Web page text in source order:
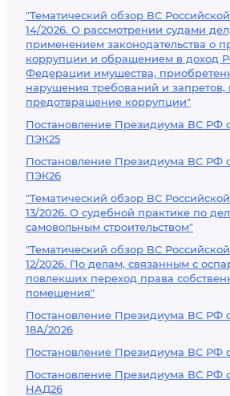
"Тематический обзор ВС
14/2026. О рассмотрении судами
применением законодательства о
коррупции и обращением в доход
Федерации имущества,
нарушения требований и
предотвращение коррупции"
Постановление Президиума ВС РФ
ПЭК25
Постановление Президиума ВС РФ
ПЭК26
"Тематический обзор ВС
13/2026. О судебной практике по
самовольным строительством"
"Тематический обзор ВС
12/2026. По делам, связанным с
повлекших переход права
помещения"
Постановление Президиума ВС РФ
18А/2026
Постановление Президиума ВС РФ
Постановление Президиума ВС РФ
НАД26